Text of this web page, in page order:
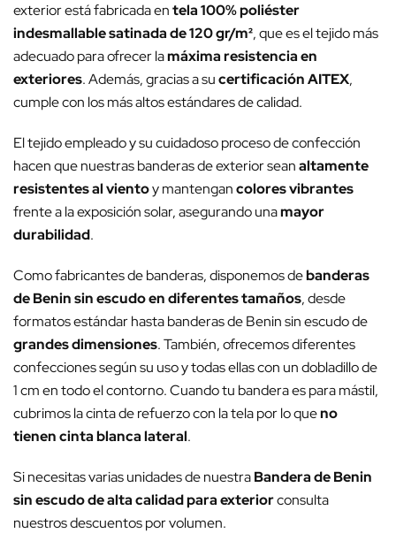
exterior está fabricada entela 100% poliéster
indesmallable satinada de 120 gr/m², que es el tejido más
adecuado para ofrecer lamáxima resistencia en
exteriores. Además, gracias a sucertificación AITEX,
cumple con los más altos estándares de calidad.
El tejido empleado y su cuidadoso proceso de confección
hacen que nuestras banderas de exterior seanaltamente
resistentes al vientoy mantengancolores vibrantes
frente a la exposición solar, asegurando unamayor
durabilidad.
Como fabricantes de banderas, disponemos debanderas
de Benin sin escudo en diferentes tamaños, desde
formatos estándar hasta banderas de Benin sin escudo de
grandes dimensiones. También, ofrecemos diferentes
confecciones según su uso y todas ellas con un dobladillo de
1 cm en todo el contorno. Cuando tu bandera es para mástil,
cubrimos la cinta de refuerzo con la tela por lo queno
tienen cinta blanca lateral.
Si necesitas varias unidades de nuestraBandera de Benin
sin escudo de alta calidad para exteriorconsulta
nuestros descuentos por volumen.